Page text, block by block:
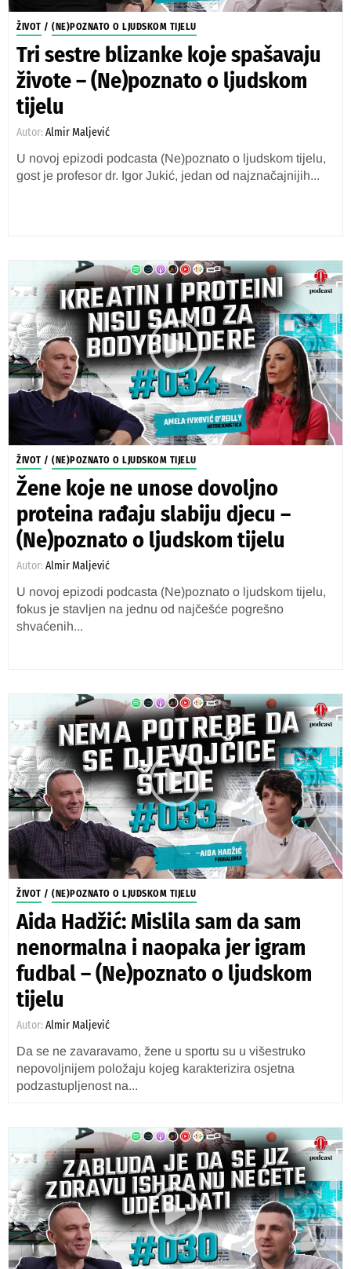
ŽIVOT / (NE)POZNATO O LJUDSKOM TIJELU
Tri sestre blizanke koje spašavaju
živote – (Ne)poznato o ljudskom
tijelu
Autor: Almir Maljević
U novoj epizodi podcasta (Ne)poznato o ljudskom tijelu,
gost je profesor dr. Igor Jukić, jedan od najznačajnijih...
ŽIVOT / (NE)POZNATO O LJUDSKOM TIJELU
Žene koje ne unose dovoljno
proteina rađaju slabiju djecu –
(Ne)poznato o ljudskom tijelu
Autor: Almir Maljević
U novoj epizodi podcasta (Ne)poznato o ljudskom tijelu,
fokus je stavljen na jednu od najčešće pogrešno
shvaćenih...
ŽIVOT / (NE)POZNATO O LJUDSKOM TIJELU
Aida Hadžić: Mislila sam da sam
nenormalna i naopaka jer igram
fudbal – (Ne)poznato o ljudskom
tijelu
Autor: Almir Maljević
Da se ne zavaravamo, žene u sportu su u višestruko
nepovoljnijem položaju kojeg karakterizira osjetna
podzastupljenost na...